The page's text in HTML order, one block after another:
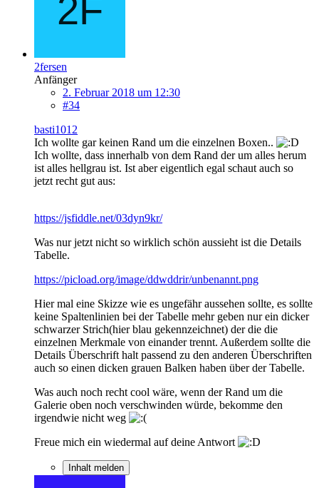
2fersen
Anfänger
2. Februar 2018 um 12:30
#34
basti1012
Ich wollte gar keinen Rand um die einzelnen Boxen..
Ich wollte, dass innerhalb von dem Rand der um alles herum
ist alles hellgrau ist. Ist aber eigentlich egal schaut auch so
jetzt recht gut aus:
https://jsfiddle.net/03dyn9kr/
Was nur jetzt nicht so wirklich schön aussieht ist die Details
Tabelle.
https://picload.org/image/ddwddrir/unbenannt.png
Hier mal eine Skizze wie es ungefähr aussehen sollte, es sollte
keine Spaltenlinien bei der Tabelle mehr geben nur ein dicker
schwarzer Strich(hier blau gekennzeichnet) der die die
einzelnen Merkmale von einander trennt. Außerdem sollte die
Details Überschrift halt passend zu den anderen Überschriften
auch so einen dicken grauen Balken haben über der Tabelle.
Was auch noch recht cool wäre, wenn der Rand um die
Galerie oben noch verschwinden würde, bekomme den
irgendwie nicht weg
Freue mich ein wiedermal auf deine Antwort
Inhalt melden